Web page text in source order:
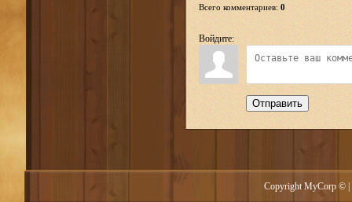
Всего комментариев: 0
Войдите:
Отправить
Copyright MyCorp © |